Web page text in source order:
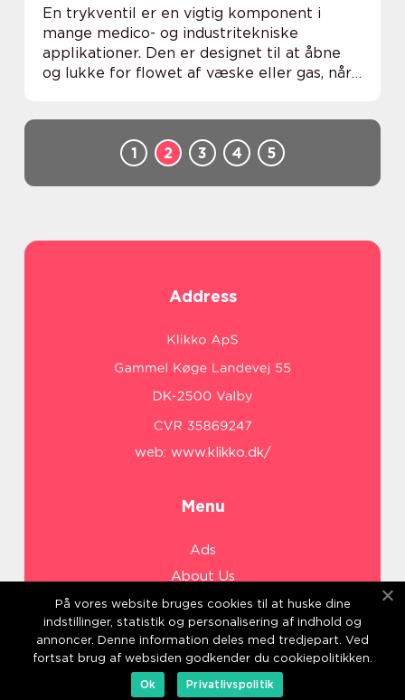
En trykventil er en vigtig komponent i
mange medico- og industritekniske
applikationer. Den er designet til at åbne
og lukke for flowet af væske eller gas, når
1 2 3 4 5
Address
web: www.klikko.dk/
Menu
Ads
About Us
Cookies
Contact
Sitemap
På vores website bruges cookies til at huske dine
indstillinger, statistik og personalisering af indhold og
annoncer. Denne information deles med tredjepart. Ved
fortsat brug af websiden godkender du cookiepolitikken.
Ok
Privatlivspolitik